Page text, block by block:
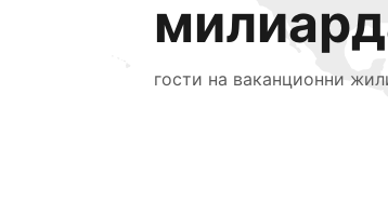
гости на ваканционни